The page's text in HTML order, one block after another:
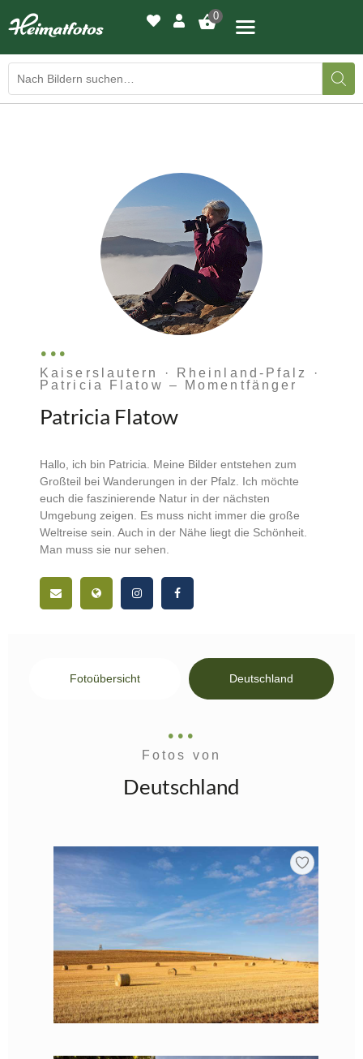
0
DRUCKQUALITÄTEN
LED-LEUCHTBILDER
WIR DRUCKEN IHR BILD
AUSSTELLUNGEN
HEIMATLICHTER
Kaiserslautern · Rheinland-Pfalz ·
Patricia Flatow – Momentfänger
Patricia Flatow
Hallo, ich bin Patricia. Meine Bilder entstehen zum
Großteil bei Wanderungen in der Pfalz. Ich möchte
euch die faszinierende Natur in der nächsten
Umgebung zeigen. Es muss nicht immer die große
Weltreise sein. Auch in der Nähe liegt die Schönheit.
Man muss sie nur sehen.
Fotoübersicht Deutschland
Fotos von
Deutschland